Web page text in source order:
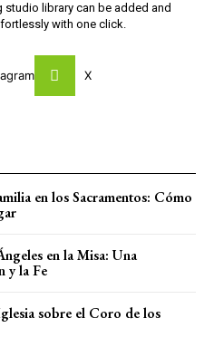
studio library can be added and
with one click.
X
en los Sacramentos: Cómo
en la Misa: Una
y la Fe
sobre el Coro de los